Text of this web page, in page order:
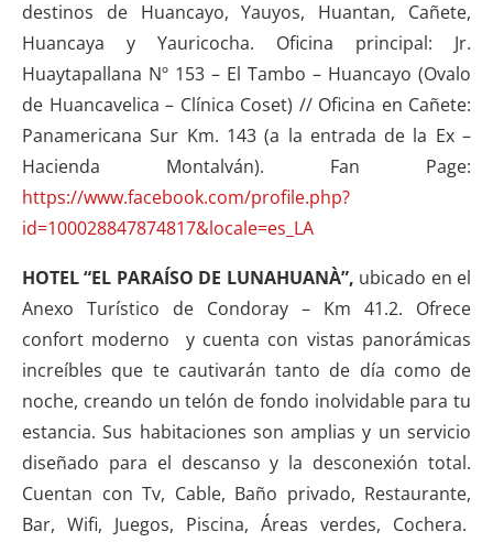
destinos de Huancayo, Yauyos, Huantan, Cañete,
Huancaya y Yauricocha. Oficina principal: Jr.
Huaytapallana Nº 153 – El Tambo – Huancayo (Ovalo
de Huancavelica – Clínica Coset) // Oficina en Cañete:
Panamericana Sur Km. 143 (a la entrada de la Ex –
Hacienda Montalván). Fan Page:
https://www.facebook.com/profile.php?
id=100028847874817&locale=es_LA
HOTEL “EL PARAÍSO DE LUNAHUANÀ”, ubicado en el
Anexo Turístico de Condoray – Km 41.2. Ofrece
confort moderno y cuenta con vistas panorámicas
increíbles que te cautivarán tanto de día como de
noche, creando un telón de fondo inolvidable para tu
estancia. Sus habitaciones son amplias y un servicio
diseñado para el descanso y la desconexión total.
Cuentan con Tv, Cable, Baño privado, Restaurante,
Bar, Wifi, Juegos, Piscina, Áreas verdes, Cochera.